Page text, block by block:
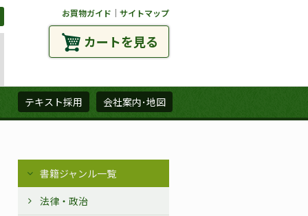
お買物ガイド ｜ サイトマップ
カートを見る
テキスト採用 会社案内･地図
書籍ジャンル一覧
法律・政治